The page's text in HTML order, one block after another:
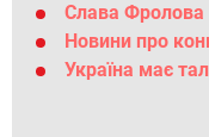
Слава Фролова
Новини про
Україна має